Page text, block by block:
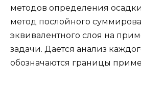
методов определения
метод послойного
эквивалентного слоя на
задачи. Дается анализ
обозначаются границы